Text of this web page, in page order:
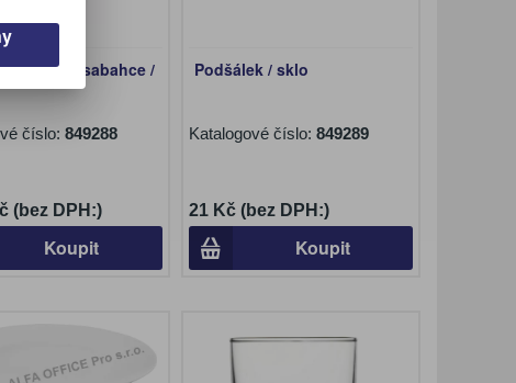
hrnek Pasabahce /
číslo:849288
(bez DPH:)
Koupit
Podšálek / sklo
Katalogové číslo: 849289
21 Kč (bez DPH:)
Koupit